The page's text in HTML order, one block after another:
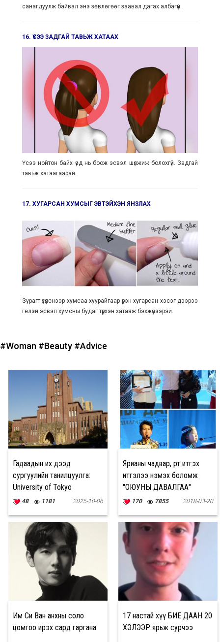
санагдуулж байвал энэ зөвлөгөөг заавал дагах албагүй.
16. ҮСЭЭ ЗАДГАЙ ТАВЬЖ ХАТААХ
Үсээ нойтон байх үед нь боож эсвэл шүлжиж болохгүй. Задгай
тавьж хатаагаарай.
17. ХУГАРСАН ХУМСЫГ ЭВТЭЙХЭН ЯНЗЛАХ
Зурагт үзүүлснээр хумсаа хуурайгаар үрэн хугарсан хэсэг дээрээ
гелэн эсвэл хумсны будаг түрхэн хатааж бэхжүүлээрэй.
#Woman #Beauty #Advice
Гадаадын их дээд
сургуулийн танилцуулга:
University of Tokyo
48 1181 2025-10-06
Ярианы чадвар, өөртөө итгэх
итгэлээ нэмэх боломж
"ОЮУНЫ ДАВАЛГАА"
170 7855 2018-03-20
Им Си Ван анхны соло
цомгоо ирэх сард гаргана
17 настай хүү БИЕ ДААН 20
ХЭЛЭЭР ярьж сурчээ